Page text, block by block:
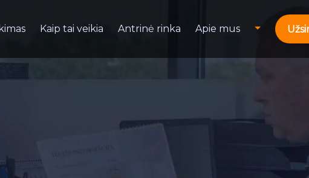
Kaip tai veikia Antrinė rinka Apie mus